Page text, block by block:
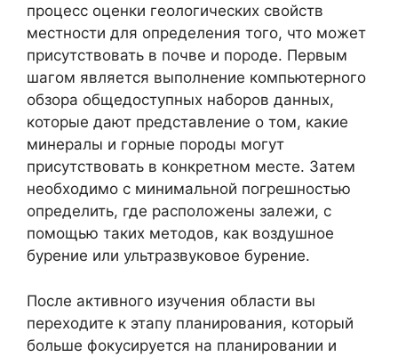
процесс оценки геологических свойств
местности для определения того, что может
присутствовать в почве и породе. Первым
шагом является выполнение компьютерного
обзора общедоступных наборов данных,
которые дают представление о том, какие
минералы и горные породы могут
присутствовать в конкретном месте. Затем
необходимо с минимальной погрешностью
определить, где расположены залежи, с
помощью таких методов, как воздушное
бурение или ультразвуковое бурение.
После активного изучения области вы
переходите к этапу планирования, который
больше фокусируется на планировании и